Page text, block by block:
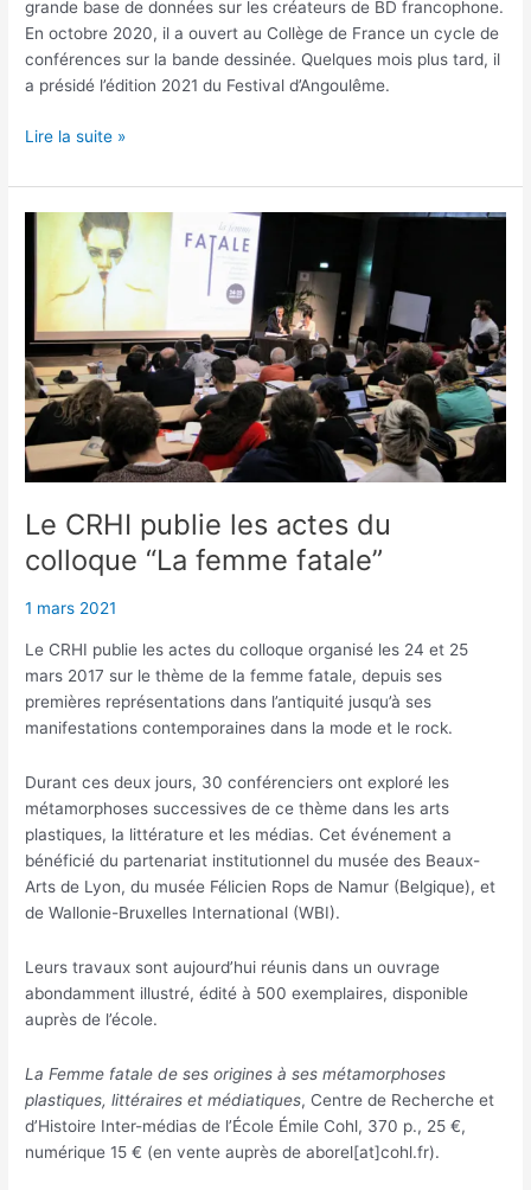
grande base de données sur les créateurs de BD francophone.
En octobre 2020, il a ouvert au Collège de France un cycle de
conférences sur la bande dessinée. Quelques mois plus tard, il
a présidé l’édition 2021 du Festival d’Angoulême.
Le
lance
le
séminaire
“expérimenter,
réinventer”
Lire la suite »
Le CRHI publie les actes du
colloque “La femme fatale”
1 mars 2021
Le CRHI publie les actes du colloque organisé les 24 et 25
mars 2017 sur le thème de la femme fatale, depuis ses
premières représentations dans l’antiquité jusqu’à ses
manifestations contemporaines dans la mode et le rock.
Durant ces deux jours, 30 conférenciers ont exploré les
métamorphoses successives de ce thème dans les arts
plastiques, la littérature et les médias. Cet événement a
bénéficié du partenariat institutionnel du musée des Beaux-
Arts de Lyon, du musée Félicien Rops de Namur (Belgique), et
de Wallonie-Bruxelles International (WBI).
Leurs travaux sont aujourd’hui réunis dans un ouvrage
abondamment illustré, édité à 500 exemplaires, disponible
auprès de l’école.
La Femme fatale de ses origines à ses métamorphoses
plastiques, littéraires et médiatiques, Centre de Recherche et
d’Histoire Inter-médias de l’École Émile Cohl, 370 p., 25 €,
numérique 15 € (en vente auprès de aborel[at]cohl.fr).